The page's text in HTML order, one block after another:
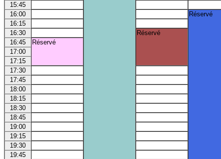
15:45
16:00
Réservé
16:15
16:30
Réservé
16:45
Réservé
17:00
17:15
17:30
17:45
18:00
18:15
18:30
18:45
19:00
19:15
19:30
19:45